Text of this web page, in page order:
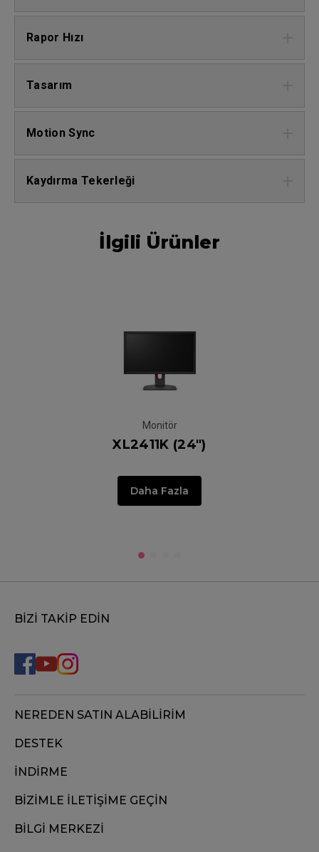
Rapor Hızı
Tasarım
Motion Sync
Kaydırma Tekerleği
İlgili Ürünler
Monitör
XL2411K (24")
Daha Fazla
BİZİ TAKİP EDİN
NEREDEN SATIN ALABİLİRİM
DESTEK
İNDİRME
BİZİMLE İLETİŞİME GEÇİN
BİLGİ MERKEZİ